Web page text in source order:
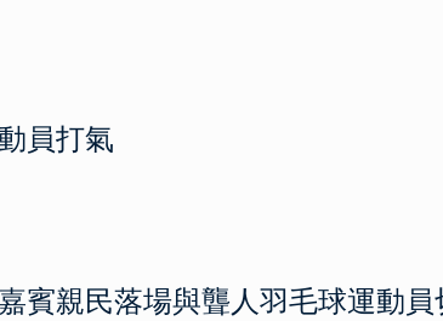
員打氣
賓親民落場與聾人羽毛球運動